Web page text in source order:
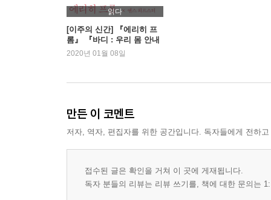
읽다
[이주의 신간] 『에리히 프
롬』 『바디 : 우리 몸 안내
서』 외
2020년 01월 08일
만든 이 코멘트
저자, 역자, 편집자를 위한 공간입니다. 독자들에게 전하
접수된 글은 확인을 거쳐 이 곳에 게재됩니다.
독자 분들의 리뷰는 리뷰 쓰기를, 책에 대한 문의는